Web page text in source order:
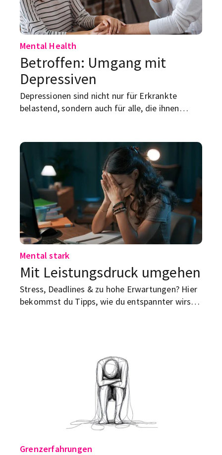
Mental Health
Betroffen: Umgang mit
Depressiven
Depressionen sind nicht nur für Erkrankte
belastend, sondern auch für alle, die ihnen
Mental stark
Mit Leistungsdruck umgehen
Stress, Deadlines & zu hohe Erwartungen? Hier
bekommst du Tipps, wie du entspannter wirst
Grenzerfahrungen